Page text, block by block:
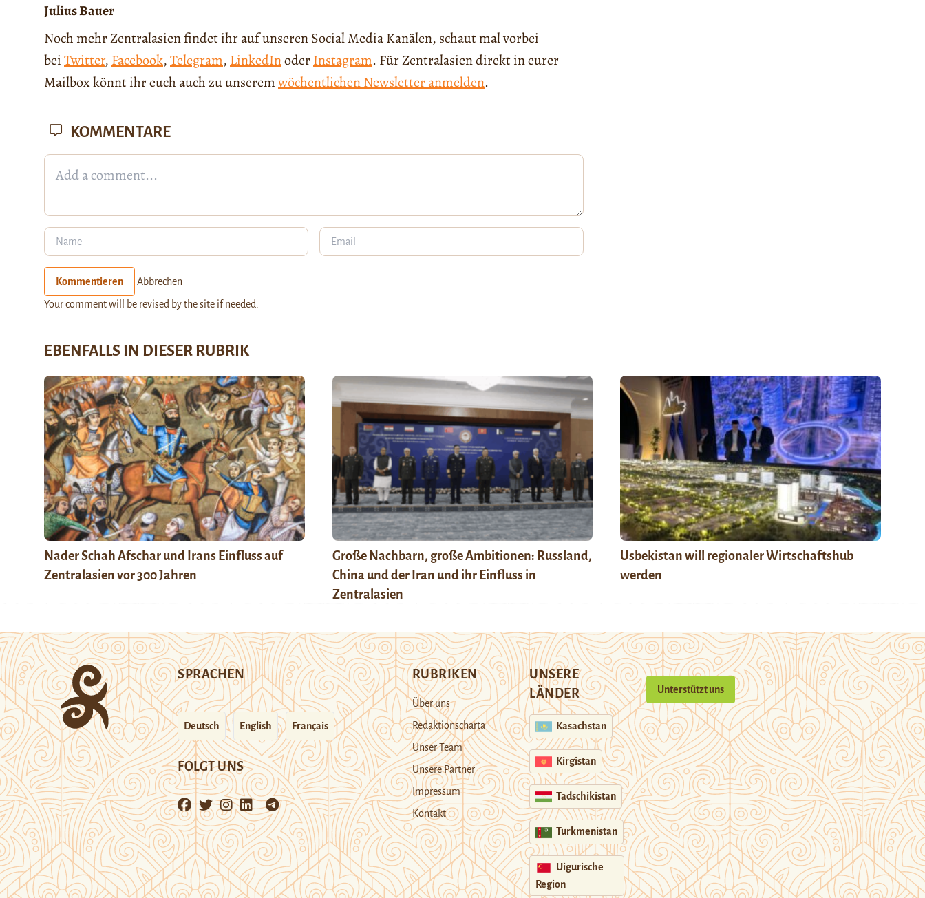
Julius Bauer
Noch mehr Zentralasien findet ihr auf unseren Social Media Kanälen, schaut mal vorbei
beiTwitter, Facebook,Telegram, LinkedInoderInstagram. Für Zentralasien direkt in eurer
Mailbox könnt ihr euch auch zu unseremwöchentlichen Newsletter anmelden.
KOMMENTARE
Kommentieren Abbrechen
Your comment will be revised by the site if needed.
EBENFALLS IN DIESER RUBRIK
Nader Schah Afschar und Irans Einfluss auf
Zentralasien vor 300 Jahren
Große Nachbarn, große Ambitionen: Russland,
China und der Iran und ihr Einfluss in
Zentralasien
Usbekistan will regionaler Wirtschaftshub
werden
SPRACHEN
Deutsch English Français
FOLGT UNS
RUBRIKEN
Über uns
Redaktionscharta
Unser Team
Unsere Partner
Impressum
Kontakt
UNSERE
LÄNDER
Kasachstan
Kirgistan
Tadschikistan
Turkmenistan
Uigurische
Region
Unterstützt uns